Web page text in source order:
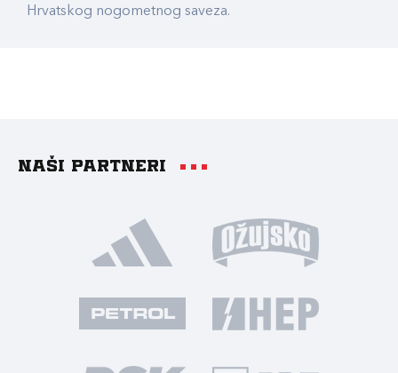
Hrvatskog nogometnog saveza.
Naši partneri